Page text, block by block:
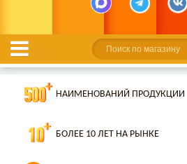
НАИМЕНОВАНИЙ ПРОДУКЦИИ
БОЛЕЕ 10 ЛЕТ НА РЫНКЕ